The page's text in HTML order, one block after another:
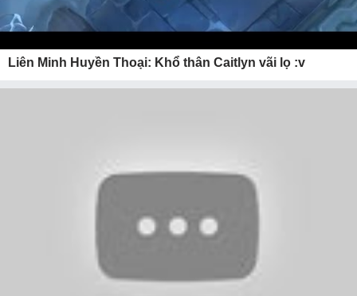
Liên Minh Huyền Thoại: Khổ thân Caitlyn vãi lọ :v